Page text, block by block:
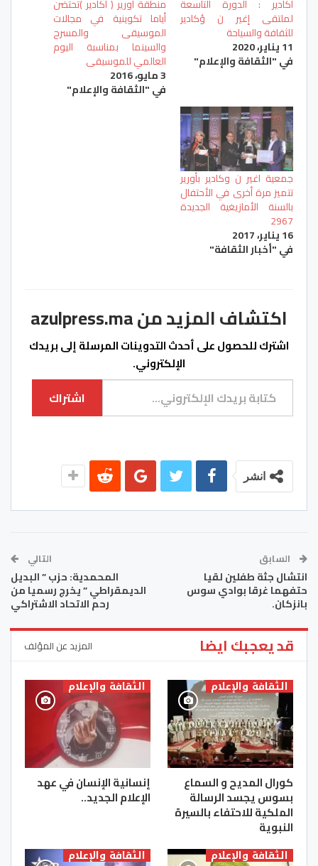
اكادير : الدورة التاسعة
لملتقى إغير ن ؤكادير
للثقافة والسياحة
11 يناير، 2020
في "الثقافة والإعلام"
منطقة أورير ( أكادير )تحتضن
أياما تكوينية في مجالات
الموسيقى والمسرح
والسينما بمناسبة اليوم
العالمي للموسيقى
3 مايو، 2016
في "الثقافة والإعلام"
جمعية اغير ن وكادير بأورير
تتميز مرة أخرى في الأحتفال
بالسنة الأمازيغية الجديدة
2967
16 يناير، 2017
في "أخبار الثقافة"
اكتشاف المزيد من azulpress.ma
اشترك للحصول على أحدث التدوينات المرسلة إلى بريدك
الإلكتروني.
كتابة بريدك الإلكتروني...
اشتراك
انشر
السابق
انتشال جثة طفلين لقيا
حتفهما غرقا بوادي سوس
بانزكان.
التالي
المحمدية: حزب ” البديل
الديمقراطي ” يخرج رسميا من
رحم الاتحاد الاشتراكي
قد يعجبك ايضا المزيد عن المؤلف
الثقافة والإعلام
كورال المديح و السماع
بسوس يجسد الرسالة
الملكية للاحتفاء بالسيرة
النبوية
الثقافة والإعلام
إنسانية الإنسان في عهد
الإعلام الجديد..
الثقافة والإعلام الثقافة والإعلام